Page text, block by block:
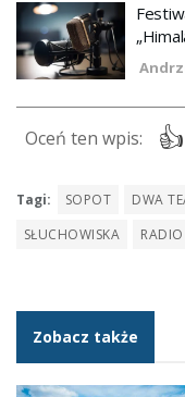
Tagi: SOPOT DWA
SŁUCHOWISKA
RADIO
Zobacz także